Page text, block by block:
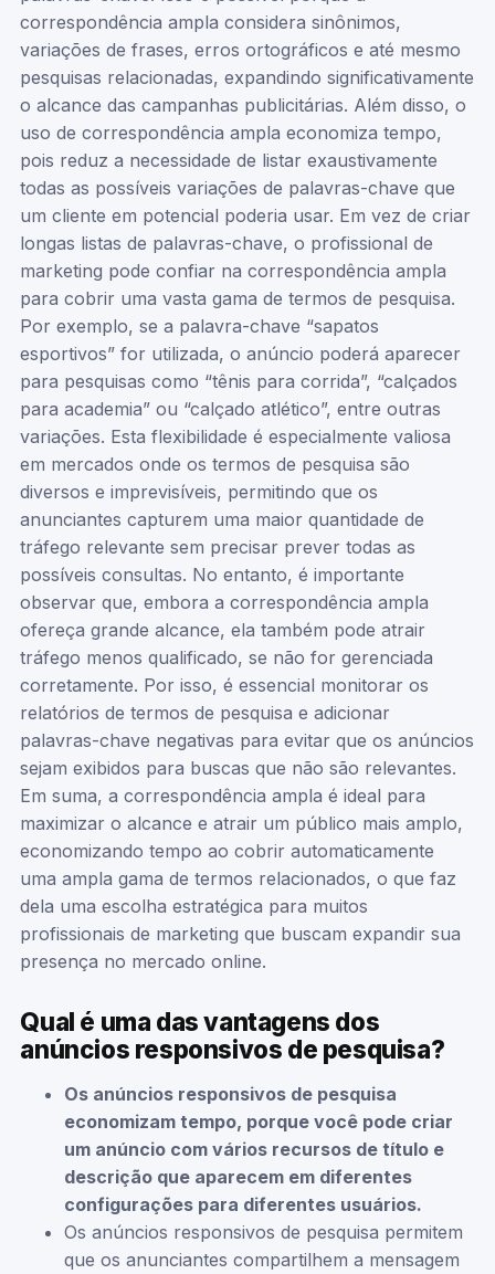
correspondência ampla considera sinônimos,
variações de frases, erros ortográficos e até mesmo
pesquisas relacionadas, expandindo significativamente
o alcance das campanhas publicitárias. Além disso, o
uso de correspondência ampla economiza tempo,
pois reduz a necessidade de listar exaustivamente
todas as possíveis variações de palavras-chave que
um cliente em potencial poderia usar. Em vez de criar
longas listas de palavras-chave, o profissional de
marketing pode confiar na correspondência ampla
para cobrir uma vasta gama de termos de pesquisa.
Por exemplo, se a palavra-chave “sapatos
esportivos” for utilizada, o anúncio poderá aparecer
para pesquisas como “tênis para corrida”, “calçados
para academia” ou “calçado atlético”, entre outras
variações. Esta flexibilidade é especialmente valiosa
em mercados onde os termos de pesquisa são
diversos e imprevisíveis, permitindo que os
anunciantes capturem uma maior quantidade de
tráfego relevante sem precisar prever todas as
possíveis consultas. No entanto, é importante
observar que, embora a correspondência ampla
ofereça grande alcance, ela também pode atrair
tráfego menos qualificado, se não for gerenciada
corretamente. Por isso, é essencial monitorar os
relatórios de termos de pesquisa e adicionar
palavras-chave negativas para evitar que os anúncios
sejam exibidos para buscas que não são relevantes.
Em suma, a correspondência ampla é ideal para
maximizar o alcance e atrair um público mais amplo,
economizando tempo ao cobrir automaticamente
uma ampla gama de termos relacionados, o que faz
dela uma escolha estratégica para muitos
profissionais de marketing que buscam expandir sua
presença no mercado online.
Qual é uma das vantagens dos
anúncios responsivos de pesquisa?
Os anúncios responsivos de pesquisa
economizam tempo, porque você pode criar
um anúncio com vários recursos de título e
descrição que aparecem em diferentes
configurações para diferentes usuários.
Os anúncios responsivos de pesquisa permitem
que os anunciantes compartilhem a mensagem